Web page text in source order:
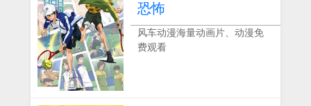
恐怖
风车动漫海量动画片、动漫免
费观看